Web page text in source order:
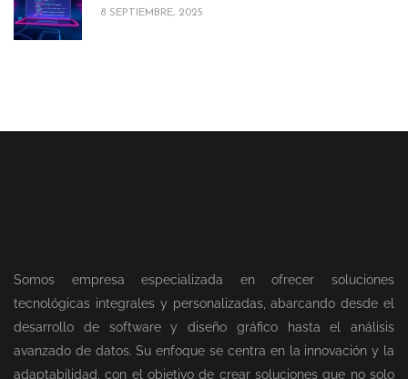
8 SEPTIEMBRE, 2025
Somos empresa especializada en ofrecer soluciones
tecnológicas integrales y personalizadas, abarcando desde el
desarrollo de software y diseño gráfico hasta el análisis
avanzado de datos. Su enfoque se centra en la innovación y la
adaptabilidad, con el objetivo de crear soluciones que no solo